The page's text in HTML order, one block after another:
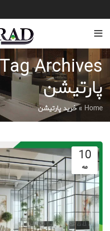
پارتیشن
Home
»خرید پارتیشن
10
مه